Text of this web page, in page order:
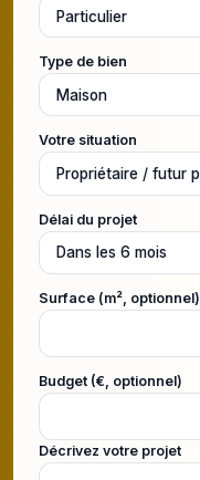
Type de bien
Votre situation
Délai du projet
Surface (m², optionnel)
Budget (€, optionnel)
Décrivez votre projet